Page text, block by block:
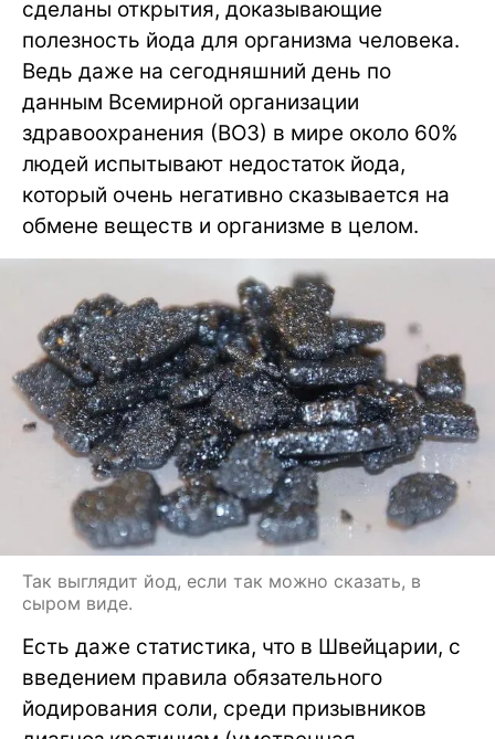
сделаны открытия, доказывающие
полезность йода для организма человека.
Ведь даже на сегодняшний день по
данным Всемирной организации
здравоохранения (ВОЗ) в мире около 60%
людей испытывают недостаток йода,
который очень негативно сказывается на
обмене веществ и организме в целом.
Так выглядит йод, если так можно сказать, в
сыром виде.
Есть даже статистика, что в Швейцарии, с
введением правила обязательного
йодирования соли, среди призывников